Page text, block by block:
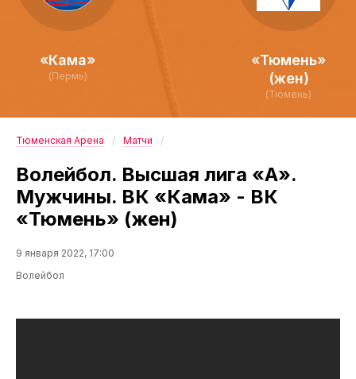
«Кама»
(Пермь)
«Тюмень»
(жен)
(Тюмень)
Тюменская Арена Матчи
Волейбол. Высшая лига «А».
Мужчины. ВК «Кама» - ВК
«Тюмень» (жен)
9 января 2022, 17:00
Волейбол